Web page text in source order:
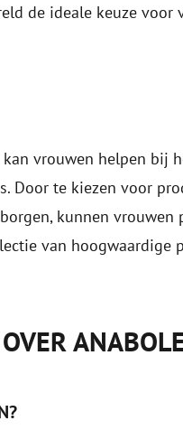
de ideale keuze
vrouwen helpen bij
Door te kiezen voor
kunnen
van